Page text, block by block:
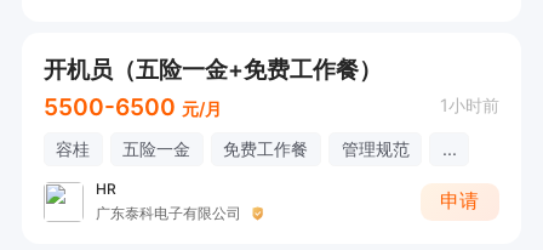
开机员（五险一金+免费工作餐）
5500-6500 元/月 1小时前
容桂 五险一金 免费工作餐 管理规范 ...
HR
广东泰科电子有限公司
申请